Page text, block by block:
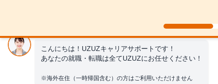
こんにちは！UZUZキャリアサポートです！
あなたの就職・転職は全てUZUZにお任せください！
※海外在住（一時帰国含む）の方はご利用いただけません